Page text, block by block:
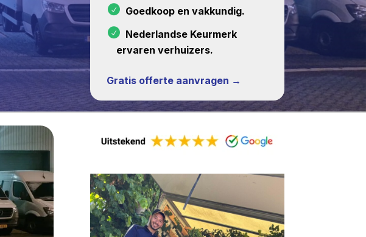
Goedkoop en vakkundig.
Nederlandse Keurmerk
ervaren verhuizers.
Gratis offerte aanvragen →